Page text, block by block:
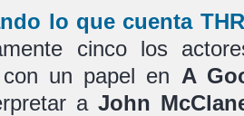
lo que cuenta
cinco los
un papel en A
aJohn